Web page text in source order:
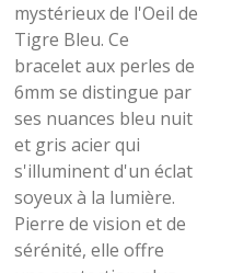
mystérieux de l'Oeil de
Tigre Bleu. Ce
bracelet aux perles de
6mm se distingue par
ses nuances bleu nuit
et gris acier qui
s'illuminent d'un éclat
soyeux à la lumière.
Pierre de vision et de
sérénité, elle offre